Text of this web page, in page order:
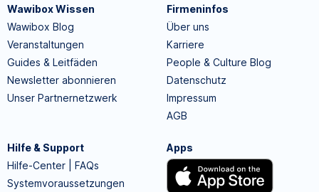
Wawibox Wissen
Wawibox Blog
Veranstaltungen
Guides & Leitfäden
Newsletter abonnieren
Unser Partnernetzwerk
Firmeninfos
Über uns
Karriere
People & Culture Blog
Datenschutz
Impressum
AGB
Hilfe & Support
Hilfe-Center | FAQs
Systemvoraussetzungen
Apps